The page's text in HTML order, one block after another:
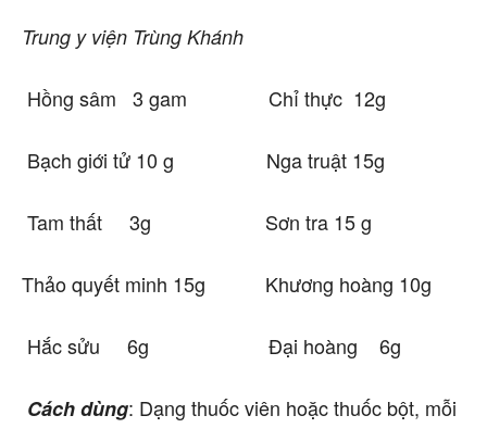
Trung y viện Trùng Khánh
Hồng sâm 3 gam Chỉ thực 12g
Bạch giới tử 10 g Nga truật 15g
Tam thất 3g Sơn tra 15 g
Thảo quyết minh 15g Khương hoàng 10g
Hắc sửu 6g Đại hoàng 6g
Cách dùng: Dạng thuốc viên hoặc thuốc bột, mỗi